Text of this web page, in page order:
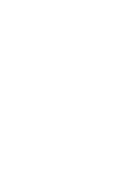
в клинике.
продолжения
приёма
в клинике.
на
на другого
отмену
с Вами в
указав логин
может быть
в
им удостоверения
можно по
будут добавлены